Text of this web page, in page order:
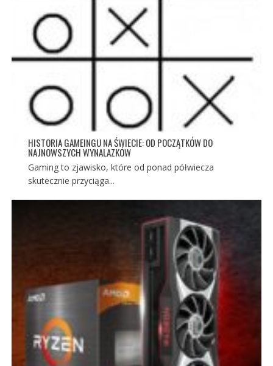
HISTORIA GAMEINGU NA ŚWIECIE: OD POCZĄTKÓW DO
NAJNOWSZYCH WYNALAZKÓW
Gaming to zjawisko, które od ponad półwiecza
skutecznie przyciąga...